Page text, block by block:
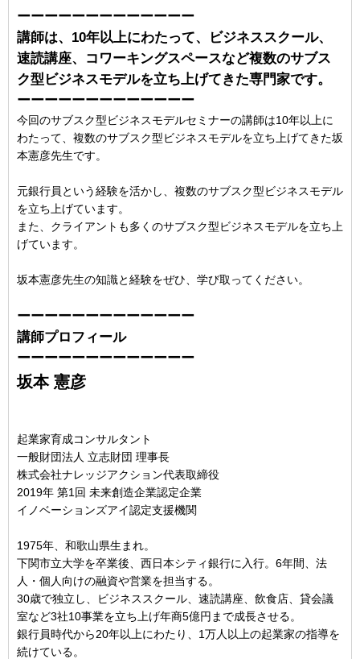
ーーーーーーーーーーーーー
講師は、10年以上にわたって、ビジネススクール、
速読講座、コワーキングスペースなど複数のサブス
ク型ビジネスモデルを立ち上げてきた専門家です。
ーーーーーーーーーーーーー
今回のサブスク型ビジネスモデルセミナーの講師は10年以上に
わたって、複数のサブスク型ビジネスモデルを立ち上げてきた坂
本憲彦先生です。
元銀行員という経験を活かし、複数のサブスク型ビジネスモデル
を立ち上げています。
また、クライアントも多くのサブスク型ビジネスモデルを立ち上
げています。
坂本憲彦先生の知識と経験をぜひ、学び取ってください。
ーーーーーーーーーーーーー
講師プロフィール
ーーーーーーーーーーーーー
坂本 憲彦
起業家育成コンサルタント
一般財団法人 立志財団 理事長
株式会社ナレッジアクション代表取締役
2019年 第1回 未来創造企業認定企業
イノベーションズアイ認定支援機関
1975年、和歌山県生まれ。
下関市立大学を卒業後、西日本シティ銀行に入行。6年間、法
人・個人向けの融資や営業を担当する。
30歳で独立し、ビジネススクール、速読講座、飲食店、貸会議
室など3社10事業を立ち上げ年商5億円まで成長させる。
銀行員時代から20年以上にわたり、1万人以上の起業家の指導を
続けている。